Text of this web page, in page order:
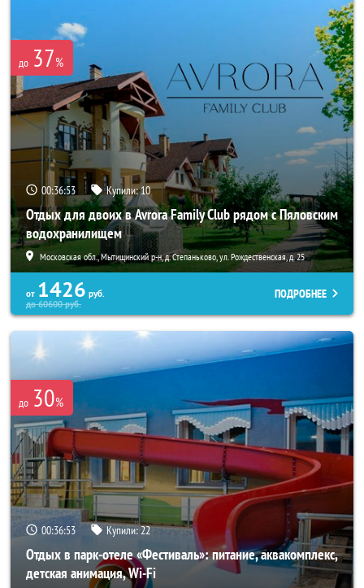
до 37%
00:36:52 Купили:10
Отдых для двоих в Avrora Family Club рядом с Пяловским
водохранилищем
Московская обл., Мытищинский р-н, д. Степаньково, ул. Рождественская, д. 25
от 1426 руб.
до60600руб.
ПОДРОБНЕЕ
до 30%
00:36:52 Купили:22
Отдых в парк-отеле «Фестиваль»: питание, аквакомплекс,
детская анимация, Wi-Fi